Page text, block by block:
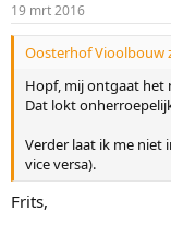
19 mrt 2016
Oosterhof Vioolbouw
Hopf, mij ontgaat het
Dat lokt
Verder laat ik me niet
vice versa).
Frits,